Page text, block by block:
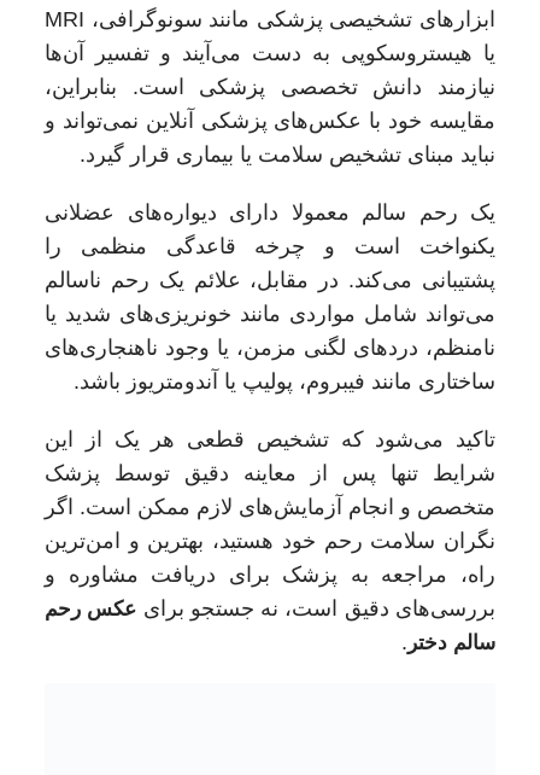
ابزارهای تشخیصی پزشکی مانند سونوگرافی، MRI
یا هیستروسکوپی به دست می‌آیند و تفسیر آن‌ها
نیازمند دانش تخصصی پزشکی است. بنابراین،
مقایسه خود با عکس‌های پزشکی آنلاین نمی‌تواند و
نباید مبنای تشخیص سلامت یا بیماری قرار گیرد.
یک رحم سالم معمولا دارای دیواره‌های عضلانی
یکنواخت است و چرخه قاعدگی منظمی را
پشتیبانی می‌کند. در مقابل، علائم یک رحم ناسالم
می‌تواند شامل مواردی مانند خونریزی‌های شدید یا
نامنظم، دردهای لگنی مزمن، یا وجود ناهنجاری‌های
ساختاری مانند فیبروم، پولیپ یا آندومتریوز باشد.
تاکید می‌شود که تشخیص قطعی هر یک از این
شرایط تنها پس از معاینه دقیق توسط پزشک
متخصص و انجام آزمایش‌های لازم ممکن است. اگر
نگران سلامت رحم خود هستید، بهترین و امن‌ترین
راه، مراجعه به پزشک برای دریافت مشاوره و
بررسی‌های دقیق است، نه جستجو برای عکس رحم
سالم دختر .